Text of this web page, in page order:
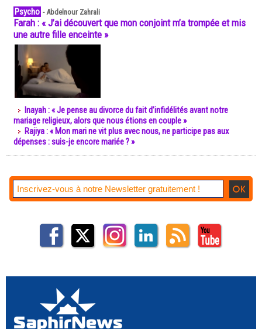
Psycho -Abdelnour Zahrali
Farah : « J’ai découvert que mon conjoint m’a trompée et mis
une autre fille enceinte »
Inayah : « Je pense au divorce du fait d’infidélités avant notre
mariage religieux, alors que nous étions en couple »
Rajiya : « Mon mari ne vit plus avec nous, ne participe pas aux
dépenses : suis-je encore mariée ? »